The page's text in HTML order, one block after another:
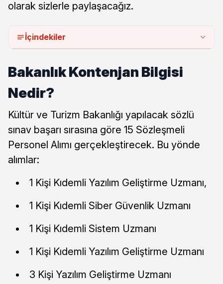
olarak sizlerle paylaşacağız.
İçindekiler
Bakanlık Kontenjan Bilgisi
Nedir?
Kültür ve Turizm Bakanlığı yapılacak sözlü
sınav başarı sırasına göre 15 Sözleşmeli
Personel Alımı gerçekleştirecek. Bu yönde
alımlar:
1 Kişi Kıdemli Yazılım Geliştirme Uzmanı,
1 Kişi Kıdemli Siber Güvenlik Uzmanı
1 Kişi Kıdemli Sistem Uzmanı
1 Kişi Kıdemli Yazılım Geliştirme Uzmanı
3 Kişi Yazılım Geliştirme Uzmanı